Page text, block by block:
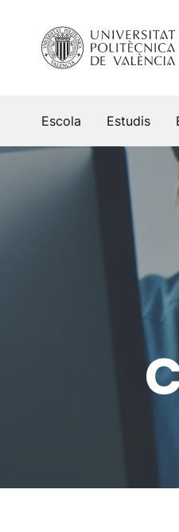
contingut
Escola Estudis